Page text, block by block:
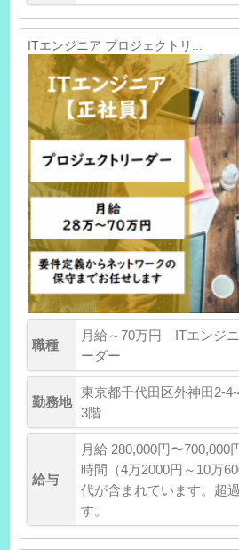
ITエンジニア プロジェクトリ...
職種
月給～70万円 ITエンジ
ーダー
勤務地
東京都千代田区外神田2-
3階
給与
月給 280,000円〜
時間（4万2000円～10万
代が含まれています。超
す。